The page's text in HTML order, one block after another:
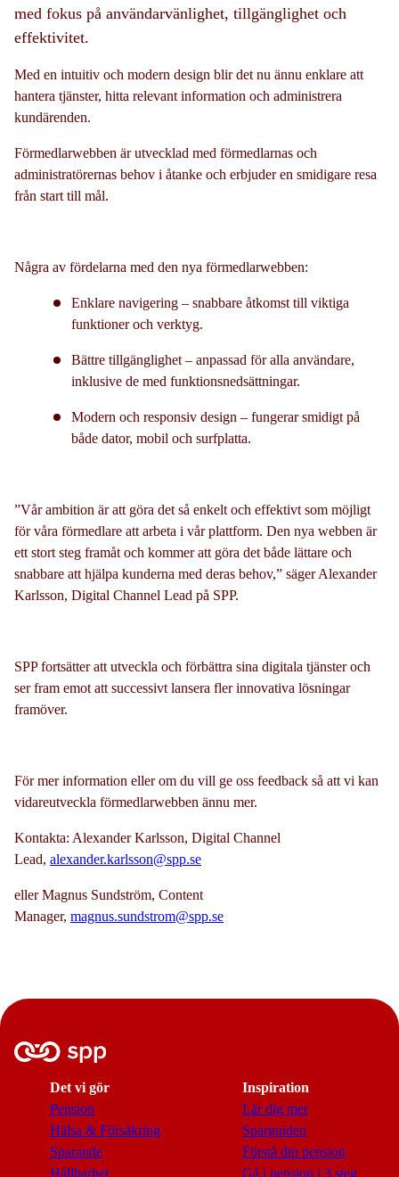
med fokus på användarvänlighet, tillgänglighet och
effektivitet.
Med en intuitiv och modern design blir det nu ännu enklare att
hantera tjänster, hitta relevant information och administrera
kundärenden.
Förmedlarwebben är utvecklad med förmedlarnas och
administratörernas behov i åtanke och erbjuder en smidigare resa
från start till mål.
Några av fördelarna med den nya förmedlarwebben:
Enklare navigering – snabbare åtkomst till viktiga
funktioner och verktyg.
Bättre tillgänglighet – anpassad för alla användare,
inklusive de med funktionsnedsättningar.
Modern och responsiv design – fungerar smidigt på
både dator, mobil och surfplatta.
”Vår ambition är att göra det så enkelt och effektivt som möjligt
för våra förmedlare att arbeta i vår plattform. Den nya webben är
ett stort steg framåt och kommer att göra det både lättare och
snabbare att hjälpa kunderna med deras behov,” säger Alexander
Karlsson, Digital Channel Lead på SPP.
SPP fortsätter att utveckla och förbättra sina digitala tjänster och
ser fram emot att successivt lansera fler innovativa lösningar
framöver.
För mer information eller om du vill ge oss feedback så att vi kan
vidareutveckla förmedlarwebben ännu mer.
Kontakta: Alexander Karlsson, Digital Channel
Lead, alexander.karlsson@spp.se
eller Magnus Sundström, Content
Manager, magnus.sundstrom@spp.se
Det vi gör
Pension
Hälsa & Försäkring
Sparande
Hållbarhet
Inspiration
Lär dig mer
Sparguiden
Förstå din pension
Gå i pension i 3 steg